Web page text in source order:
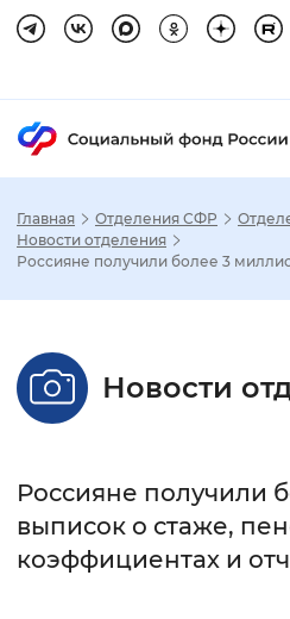
Настройка
Стандартный
Главная Отделения СФР
Новости отделения
Россияне получили более 3
Новости
Россияне получили
выписок о стаже,
коэффициентах и